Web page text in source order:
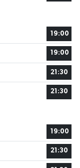
19:00
19:00
21:30
21:30
19:00
21:30